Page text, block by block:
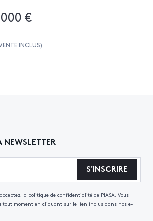
€
INCLUS)
NEWSLETTER
S'INSCRIRE
la politique de confidentialité de PIASA, Vous
tout moment en cliquant sur le lien inclus dans nos e-